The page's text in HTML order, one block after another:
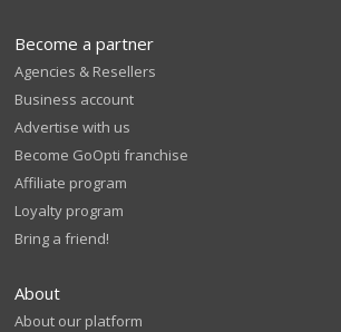
Become a partner
Agencies & Resellers
Business account
Advertise with us
Become GoOpti franchise
Affiliate program
Loyalty program
Bring a friend!
About
About our platform